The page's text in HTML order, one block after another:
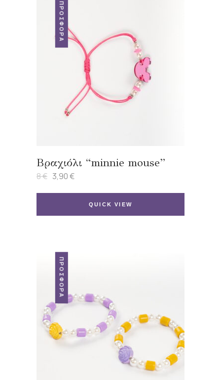
ΠΡΟΣΦΟΡΆ
Βραχιόλι “minnie mouse”
8€ Original
was:
3,90€
Η
τιμή
QUICK VIEW
ΠΡΟΣΦΟΡΆ